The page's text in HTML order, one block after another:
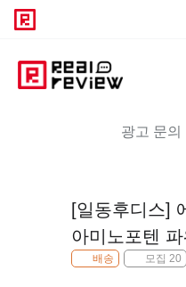
광고 문의
[일동후디스]
아미노포텐
배송 모집 20